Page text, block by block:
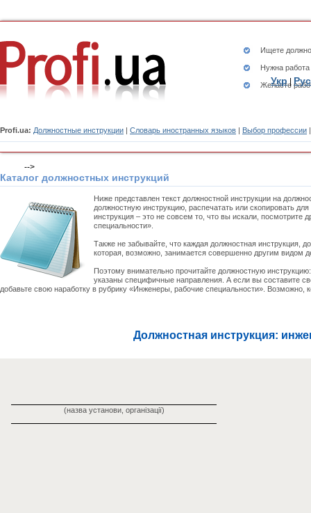
Ищете
Нужна
Желаете
Profi.ua: Должностные инструкции | Словарь иностранных языков | Выбор профессии
Укр| Рус
-->
Каталог должностных инструкций
Ниже представлен текст должностной инструкции на
должностную инструкцию, распечатать или скопировать
инструкция – это не совсем то, что вы искали, посмотрите
специальности».
Также не забывайте, что каждая должностная инструкция,
которая, возможно, занимается совершенно другим видом
Поэтому внимательно прочитайте должностную
указаны специфичные направления. А если вы составите
добавьте свою наработку в рубрику «Инженеры, рабочие специальности». Возможно,
Должностная инструкция:
(назва установи, організації)